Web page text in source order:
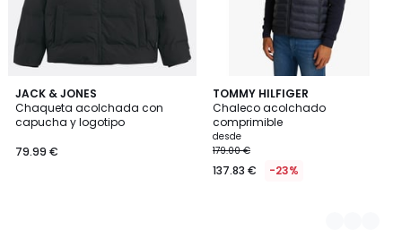
JACK & JONES
Chaqueta acolchada con
capucha y logotipo
79.99 €
TOMMY HILFIGER
Chaleco acolchado
comprimible
desde
179.00 €
137.83 € -23%
2
Colores